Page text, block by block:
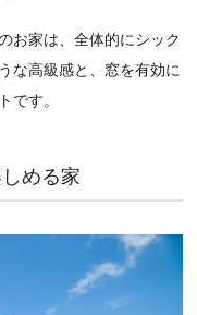
お家は、全体的にシック
な高級感と、窓を有効に
です。
める家